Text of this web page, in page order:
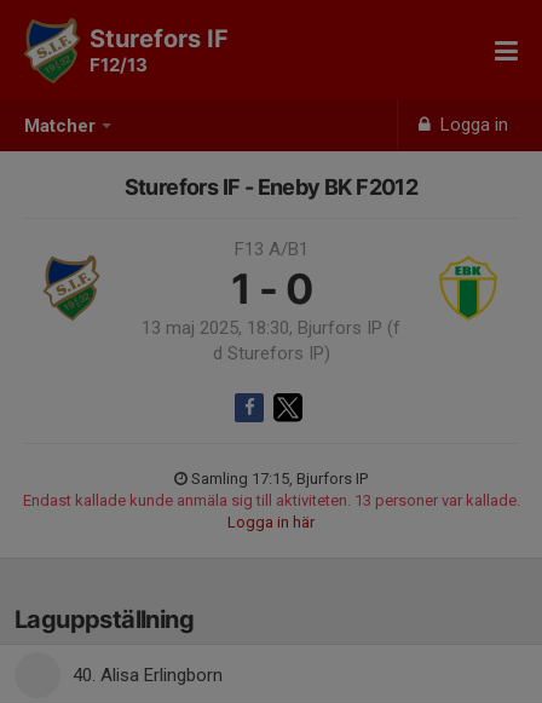
Matcher Logga in
Sturefors IF
F12/13
Sturefors IF - Eneby BK F2012
F13 A/B1
1 - 0
13 maj 2025, 18:30, Bjurfors IP (f
d Sturefors IP)
Samling 17:15, Bjurfors IP
Endast kallade kunde anmäla sig till aktiviteten. 13 personer var kallade.
Logga in här
Laguppställning
40. Alisa Erlingborn